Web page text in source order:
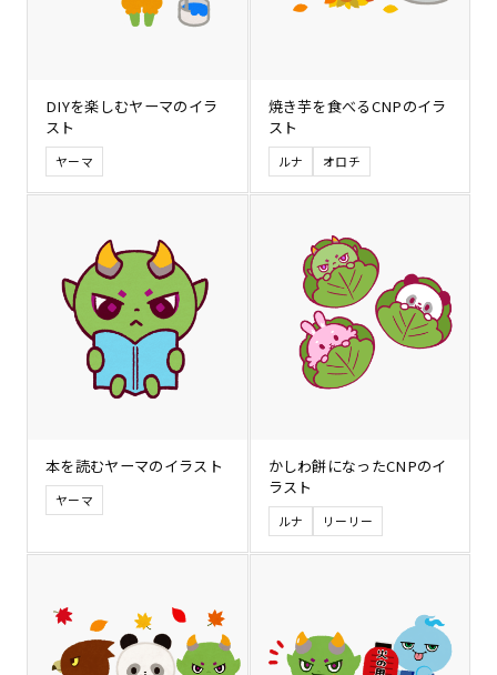
DIYを楽しむヤーマのイラ
スト
ヤーマ
焼き芋を食べるCNPのイラ
スト
ルナ オロチ
本を読むヤーマのイラスト
ヤーマ
かしわ餅になったCNPのイ
ラスト
ルナ リーリー